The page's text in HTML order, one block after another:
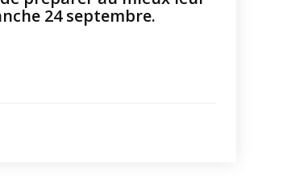
24 septembre.